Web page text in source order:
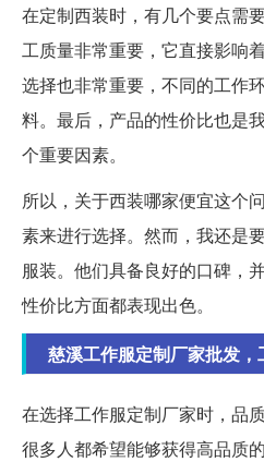
在定制西装时，有几个要点需
工质量非常重要，它直接影响
选择也非常重要，不同的工作
料。最后，产品的性价比也是
个重要因素。
所以，关于西装哪家便宜这个
素来进行选择。然而，我还是
服装。他们具备良好的口碑，
性价比方面都表现出色。
慈溪工作服定制厂家批发
在选择工作服定制厂家时，品
很多人都希望能够获得高品质